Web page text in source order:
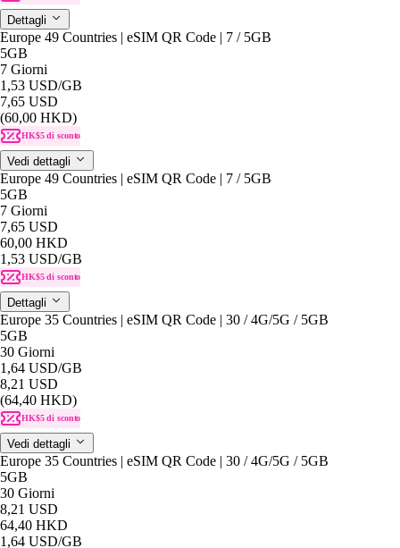
Dettagli
Europe 49 Countries | eSIM QR Code | 7 / 5GB
5GB
7 Giorni
1,53 USD/GB
7,65 USD
(60,00 HKD)
HK$5 di sconto
Vedi dettagli
Europe 49 Countries | eSIM QR Code | 7 / 5GB
5GB
7 Giorni
7,65 USD
60,00 HKD
1,53 USD/GB
HK$5 di sconto
Dettagli
Europe 35 Countries | eSIM QR Code | 30 / 4G/5G / 5GB
5GB
30 Giorni
1,64 USD/GB
8,21 USD
(64,40 HKD)
HK$5 di sconto
Vedi dettagli
Europe 35 Countries | eSIM QR Code | 30 / 4G/5G / 5GB
5GB
30 Giorni
8,21 USD
64,40 HKD
1,64 USD/GB